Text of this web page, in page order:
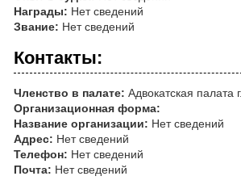
Награды: Нет сведений
Звание: Нет сведений
Контакты:
Членство в палате: Адвокатская палата
Организационная форма:
Название организации: Нет сведений
Адрес: Нет сведений
Телефон: Нет сведений
Почта: Нет сведений